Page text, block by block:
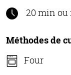
20 min ou
Méthodes de
Four